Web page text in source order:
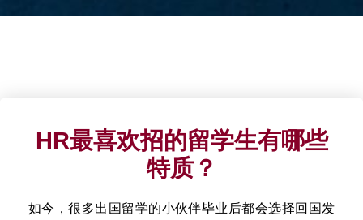
HR最喜欢招的留学生有哪些
特质？
如今 ，很多出国留学的小伙伴毕业后都会选择回国发